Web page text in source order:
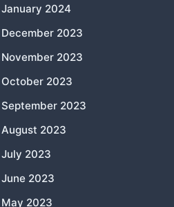
January 2024
December 2023
November 2023
October 2023
September 2023
August 2023
July 2023
June 2023
May 2023